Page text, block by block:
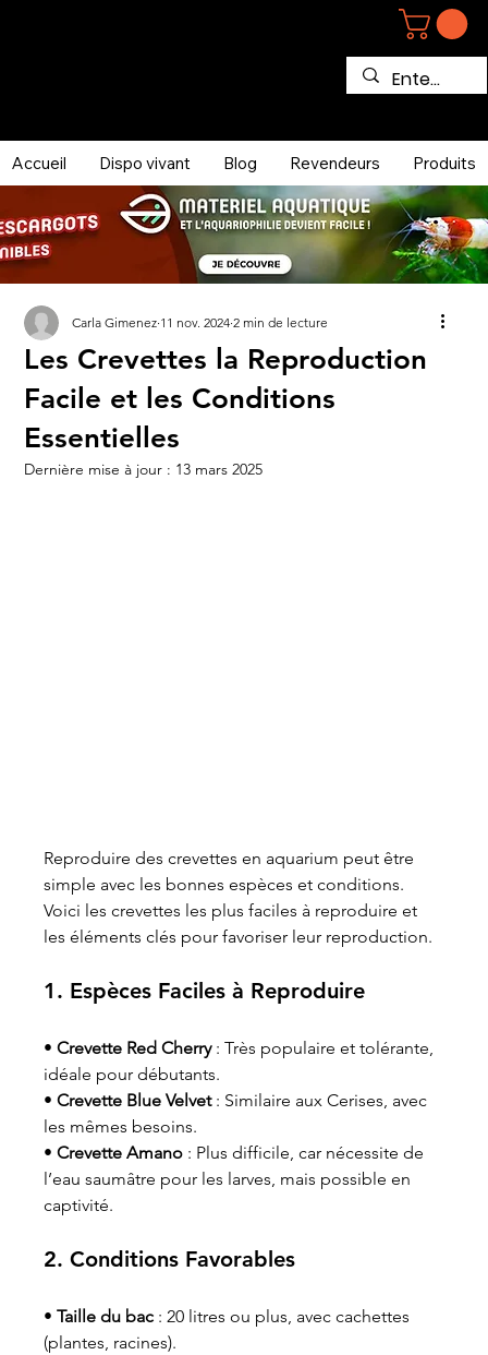
Accueil Dispo vivant Blog Revendeurs Produits
Les Crevettes la Reproduction
Facile et les Conditions
Essentielles
Carla Gimenez 11 nov. 2024 2 min de lecture
Dernière mise à jour : 13 mars 2025
Reproduire des crevettes en aquarium peut être
simple avec les bonnes espèces et conditions.
Voici les crevettes les plus faciles à reproduire et
les éléments clés pour favoriser leur reproduction.
1. Espèces Faciles à Reproduire
• Crevette Red Cherry : Très populaire et tolérante,
idéale pour débutants.
• Crevette Blue Velvet : Similaire aux Cerises, avec
les mêmes besoins.
• Crevette Amano : Plus difficile, car nécessite de
l’eau saumâtre pour les larves, mais possible en
captivité.
2. Conditions Favorables
• Taille du bac : 20 litres ou plus, avec cachettes
(plantes, racines).